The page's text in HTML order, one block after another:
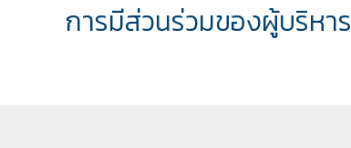
การมีส่วนร่วมของผู้บริหาร